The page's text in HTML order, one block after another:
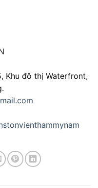
Khu đô thị Waterfront,